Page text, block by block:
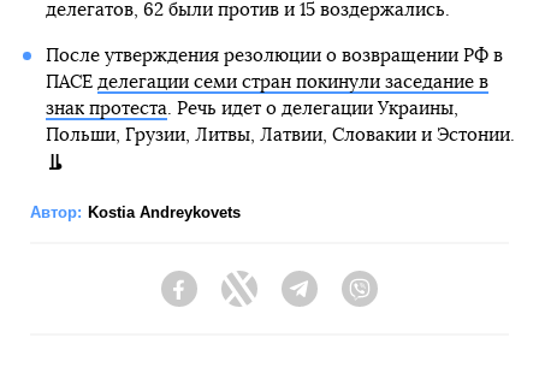
делегатов, 62 были против и 15 воздержались.
После утверждения резолюции о возвращении РФ в
ПАСЕ делегации семи стран покинули заседание в
знак протеста. Речь идет о делегации Украины,
Польши, Грузии, Литвы, Латвии, Словакии и Эстонии.
Автор: Kostia Andreykovets
FacebookTwitter Telegram